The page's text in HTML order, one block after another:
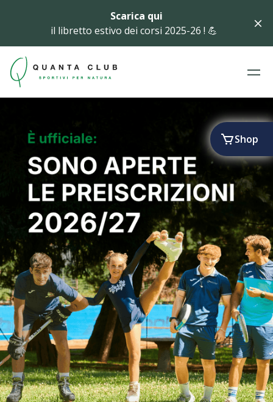
Scarica qui
il libretto estivo dei corsi 2025-26 ! 💪
Shop